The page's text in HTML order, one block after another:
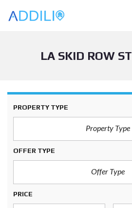
LA SKID ROW
PROPERTY TYPE
Property Type
OFFER TYPE
Offer Type
PRICE